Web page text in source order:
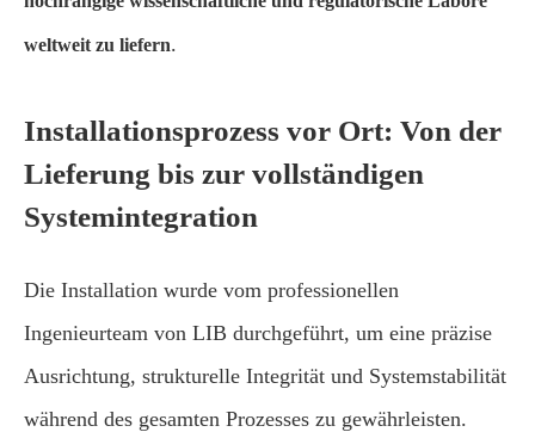
weltweit zu liefern.
Installationsprozess vor Ort: Von der
Lieferung bis zur vollständigen
Systemintegration
Die Installation wurde vom professionellen
Ingenieurteam von LIB durchgeführt, um eine präzise
Ausrichtung, strukturelle Integrität und Systemstabilität
während des gesamten Prozesses zu gewährleisten.